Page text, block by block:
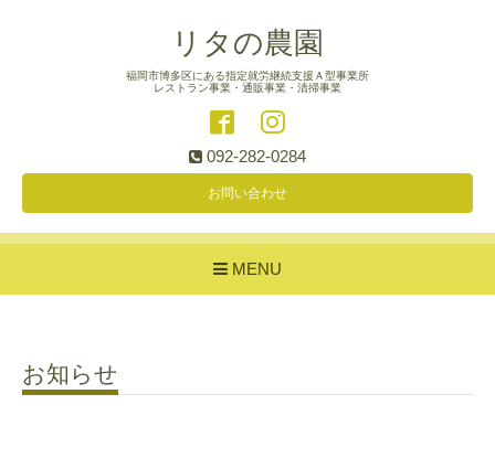
リタの農園
福岡市博多区にある指定就労継続支援Ａ型事業所
レストラン事業・通販事業・清掃事業
092-282-0284
お問い合わせ
MENU
お知らせ